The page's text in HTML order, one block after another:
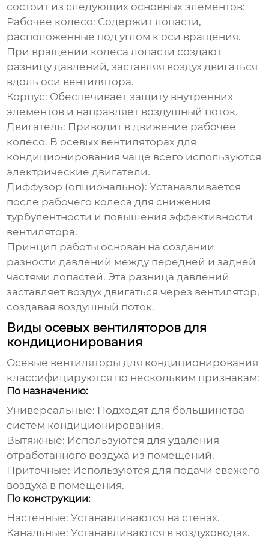
состоит из следующих основных элементов:
Рабочее колесо: Содержит лопасти,
расположенные под углом к оси вращения.
При вращении колеса лопасти создают
разницу давлений, заставляя воздух двигаться
вдоль оси вентилятора.
Корпус: Обеспечивает защиту внутренних
элементов и направляет воздушный поток.
Двигатель: Приводит в движение рабочее
колесо. В осевых вентиляторах для
кондиционирования чаще всего используются
электрические двигатели.
Диффузор (опционально): Устанавливается
после рабочего колеса для снижения
турбулентности и повышения эффективности
вентилятора.
Принцип работы основан на создании
разности давлений между передней и задней
частями лопастей. Эта разница давлений
заставляет воздух двигаться через вентилятор,
создавая воздушный поток.
Виды осевых вентиляторов для
кондиционирования
Осевые вентиляторы для кондиционирования
классифицируются по нескольким признакам:
По назначению:
Универсальные: Подходят для большинства
систем кондиционирования.
Вытяжные: Используются для удаления
отработанного воздуха из помещений.
Приточные: Используются для подачи свежего
воздуха в помещения.
По конструкции:
Настенные: Устанавливаются на стенах.
Канальные: Устанавливаются в воздуховодах.